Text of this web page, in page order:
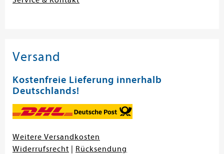
Versand
Kostenfreie Lieferung innerhalb
Deutschlands!
Weitere Versandkosten
Widerrufsrecht
Rücksendung